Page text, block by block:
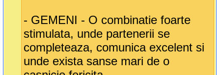
- GEMENI - O combinatie foarte
stimulata, unde partenerii se
completeaza, comunica excelent si
unde exista sanse mari de o